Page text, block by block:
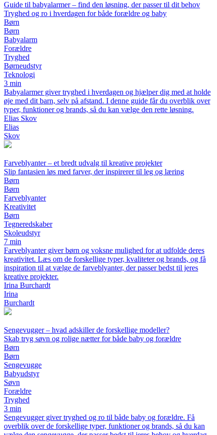
Guide til babyalarmer – find den løsning, der passer til dit behov
Tryghed og ro i hverdagen for både forældre og baby
Børn
Børn
Babyalarm
Forældre
Tryghed
Børneudstyr
Teknologi
3 min
Babyalarmer giver tryghed i hverdagen og hjælper dig med at holde
øje med dit barn, selv på afstand. I denne guide får du overblik over
typer, funktioner og brands, så du kan vælge den rette løsning.
Elias Skov
Elias
Skov
Farveblyanter – et bredt udvalg til kreative projekter
Slip fantasien løs med farver, der inspirerer til leg og læring
Børn
Børn
Farveblyanter
Kreativitet
Børn
Tegneredskaber
Skoleudstyr
7 min
Farveblyanter giver børn og voksne mulighed for at udfolde deres
kreativitet. Læs om de forskellige typer, kvaliteter og brands, og få
inspiration til at vælge de farveblyanter, der passer bedst til jeres
kreative projekter.
Irina Burchardt
Irina
Burchardt
Sengevugger – hvad adskiller de forskellige modeller?
Skab tryg søvn og rolige nætter for både baby og forældre
Børn
Børn
Sengevugge
Babyudstyr
Søvn
Forældre
Tryghed
3 min
Sengevugger giver tryghed og ro til både baby og forældre. Få
overblik over de forskellige typer, funktioner og brands, så du kan